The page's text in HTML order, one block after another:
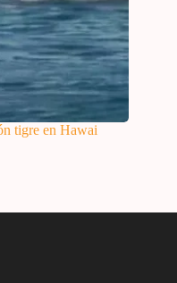
tigre en Hawai